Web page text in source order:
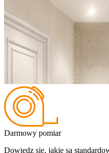
Darmowy pomiar
Dowiedz się, jakie są